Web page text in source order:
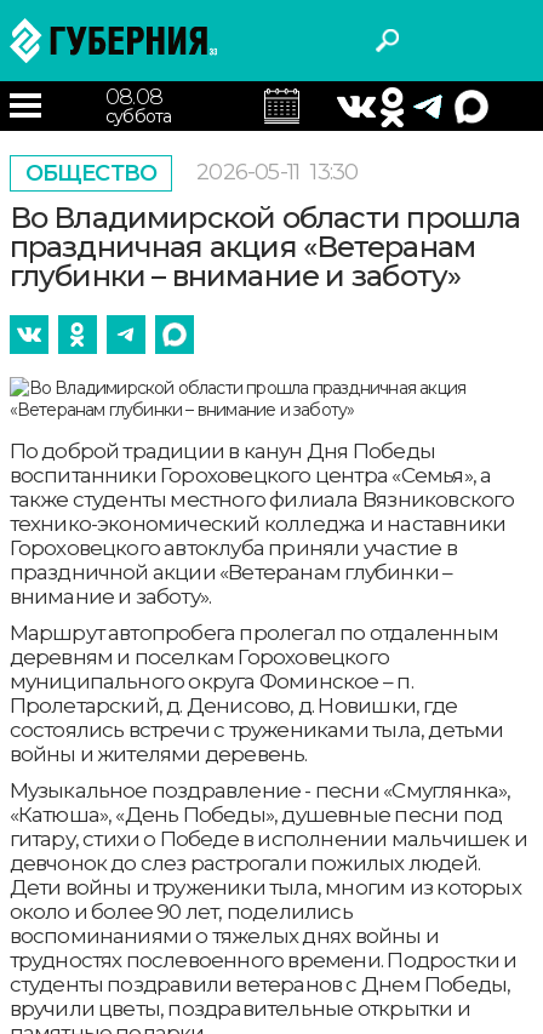
08.08
суббота
ОБЩЕСТВО 2026-05-11 13:30
Во Владимирской области прошла
праздничная акция «Ветеранам
глубинки – внимание и заботу»
По доброй традиции в канун Дня Победы
воспитанники Гороховецкого центра «Семья», а
также студенты местного филиала Вязниковского
технико-экономический колледжа и наставники
Гороховецкого автоклуба приняли участие в
праздничной акции «Ветеранам глубинки –
внимание и заботу».
Маршрут автопробега пролегал по отдаленным
деревням и поселкам Гороховецкого
муниципального округа Фоминское – п.
Пролетарский, д. Денисово, д. Новишки, где
состоялись встречи с тружениками тыла, детьми
войны и жителями деревень.
Музыкальное поздравление - песни «Смуглянка»,
«Катюша», «День Победы», душевные песни под
гитару, стихи о Победе в исполнении мальчишек и
девчонок до слез растрогали пожилых людей.
Дети войны и труженики тыла, многим из которых
около и более 90 лет, поделились
воспоминаниями о тяжелых днях войны и
трудностях послевоенного времени. Подростки и
студенты поздравили ветеранов с Днем Победы,
вручили цветы, поздравительные открытки и